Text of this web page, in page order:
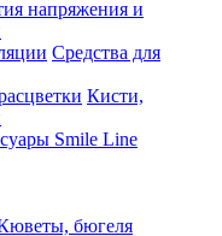
напряжения и
Средства для
Кисти,
Smile Line
бюгеля